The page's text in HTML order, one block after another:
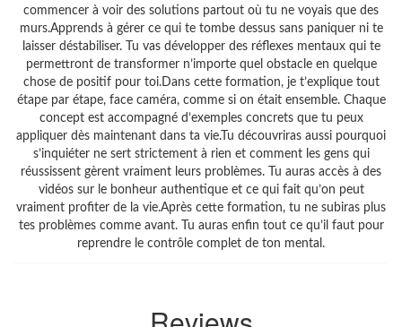
commencer à voir des solutions partout où tu ne voyais que des
murs.Apprends à gérer ce qui te tombe dessus sans paniquer ni te
laisser déstabiliser. Tu vas développer des réflexes mentaux qui te
permettront de transformer n’importe quel obstacle en quelque
chose de positif pour toi.Dans cette formation, je t’explique tout
étape par étape, face caméra, comme si on était ensemble. Chaque
concept est accompagné d’exemples concrets que tu peux
appliquer dès maintenant dans ta vie.Tu découvriras aussi pourquoi
s’inquiéter ne sert strictement à rien et comment les gens qui
réussissent gèrent vraiment leurs problèmes. Tu auras accès à des
vidéos sur le bonheur authentique et ce qui fait qu’on peut
vraiment profiter de la vie.Après cette formation, tu ne subiras plus
tes problèmes comme avant. Tu auras enfin tout ce qu’il faut pour
reprendre le contrôle complet de ton mental.